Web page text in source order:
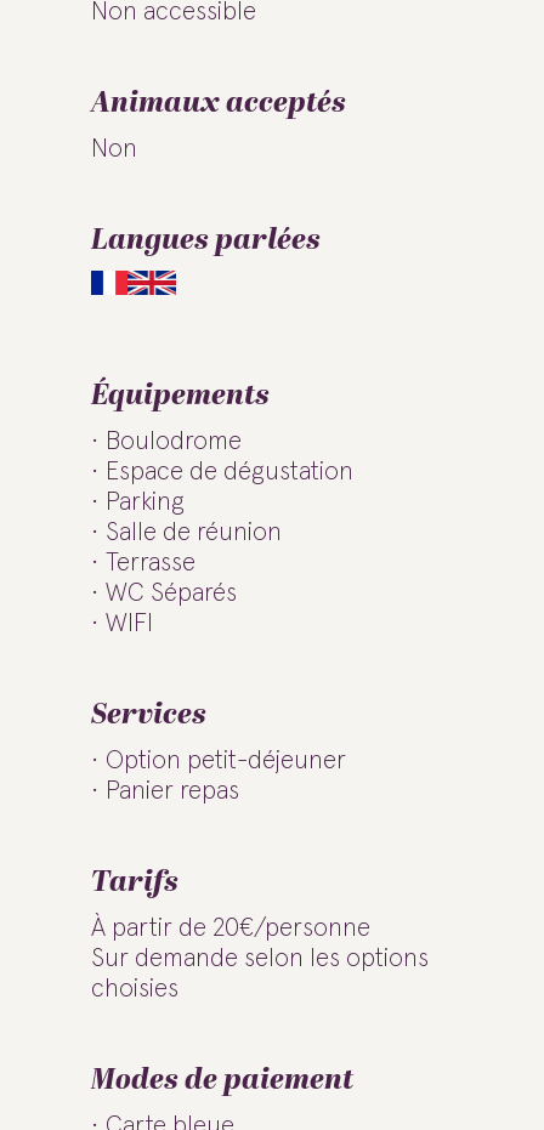
Non accessible
Animaux acceptés
Non
Langues parlées
Équipements
Boulodrome
Espace de dégustation
Parking
Salle de réunion
Terrasse
WC Séparés
WIFI
Services
Option petit-déjeuner
Panier repas
Tarifs
À partir de 20€/personne
Sur demande selon les options
choisies
Modes de paiement